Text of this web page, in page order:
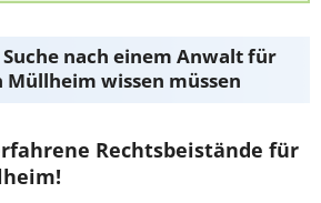
Suche nach einem Anwalt für
Müllheim wissen müssen
Rechtsbeistände für